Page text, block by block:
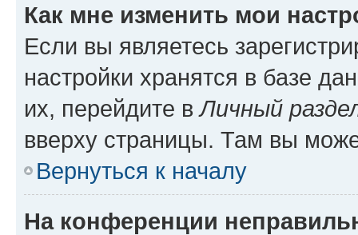
Как мне изменить мои
Если вы являетесь
настройки хранятся в базе
их, перейдите вЛичный
вверху страницы. Там вы
Вернуться к началу
На конференции